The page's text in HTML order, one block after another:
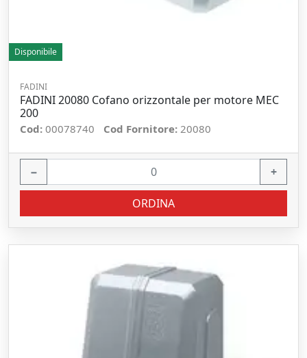
Disponibile
FADINI
FADINI 20080 Cofano orizzontale per motore MEC
200
Cod: 00078740 Cod Fornitore: 20080
− +
ORDINA